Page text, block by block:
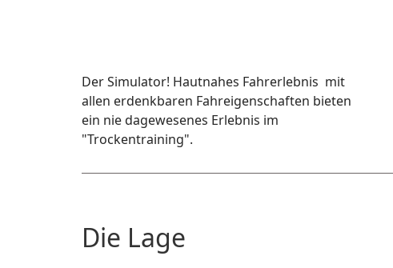
Der Simulator! Hautnahes Fahrerlebnis mit
allen erdenkbaren Fahreigenschaften bieten
ein nie dagewesenes Erlebnis im
"Trockentraining".
Die Lage